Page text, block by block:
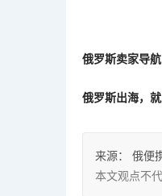
俄罗斯卖家导航
俄罗斯出海，
来源：
俄便
本文观点不